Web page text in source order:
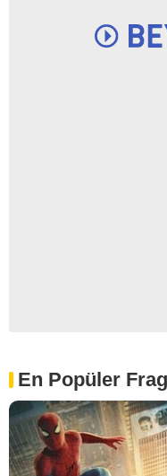
En Popüler